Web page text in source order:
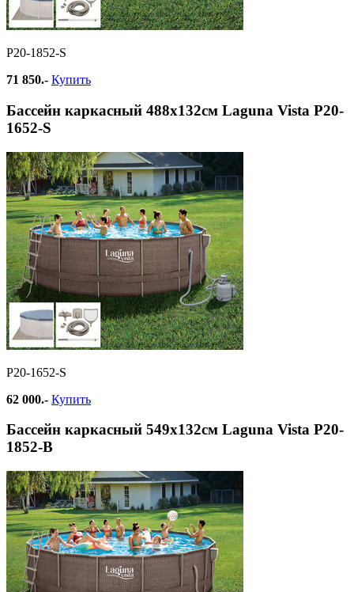
Р20-1852-S
71 850.- Купить
Бассейн каркасный 488х132см Laguna Vista Р20-
1652-S
Р20-1652-S
62 000.- Купить
Бассейн каркасный 549х132см Laguna Vista Р20-
1852-В